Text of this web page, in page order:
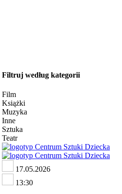
Filtruj według kategorii
Film
Książki
Muzyka
Inne
Sztuka
Teatr
17.05.2026
13:30